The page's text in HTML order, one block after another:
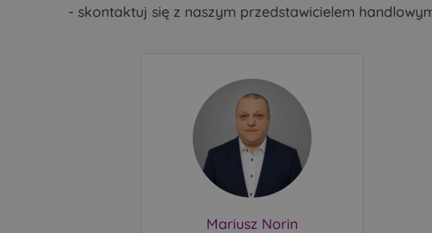
- skontaktuj się z naszym przedstawicielem
Mariusz Norin